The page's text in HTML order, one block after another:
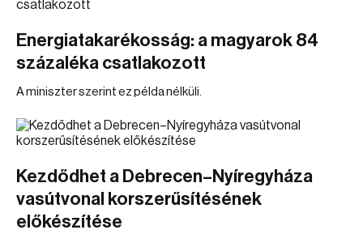
Energiatakarékosság: a magyarok 84
százaléka csatlakozott
A miniszter szerint ez példa nélküli.
Kezdődhet a Debrecen–Nyíregyháza
vasútvonal korszerűsítésének
előkészítése